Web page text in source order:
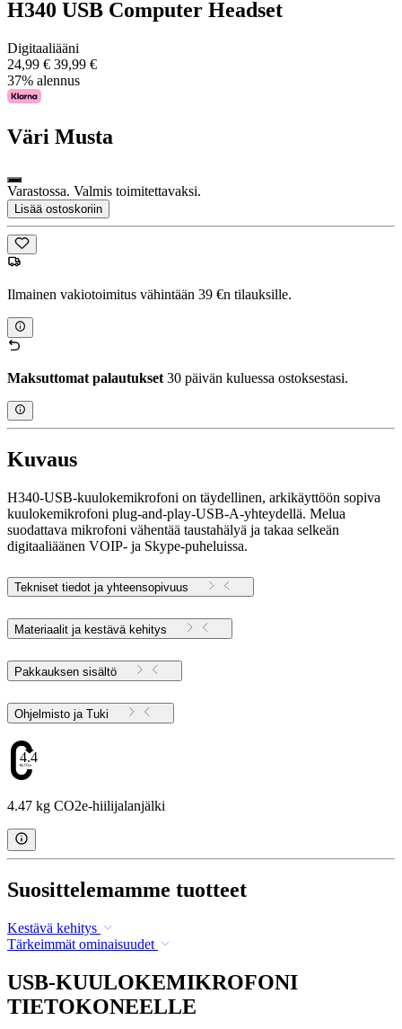
H340 USB Computer Headset
Digitaaliääni
24,99 € 39,99 €
37% alennus
Väri Musta
Varastossa. Valmis toimitettavaksi.
Lisää ostoskoriin
Ilmainen vakiotoimitus vähintään 39 €n tilauksille.
Maksuttomat palautukset 30 päivän kuluessa ostoksestasi.
Kuvaus
H340-USB-kuulokemikrofoni on täydellinen, arkikäyttöön sopiva
kuulokemikrofoni plug-and-play-USB-A-yhteydellä. Melua
suodattava mikrofoni vähentää taustahälyä ja takaa selkeän
digitaaliäänen VOIP- ja Skype-puheluissa.
Tekniset tiedot ja yhteensopivuus
Materiaalit ja kestävä kehitys
Pakkauksen sisältö
Ohjelmisto ja Tuki
4.47
4.47 kg CO2e-hiilijalanjälki
Suosittelemamme tuotteet
Kestävä kehitys
Tärkeimmät ominaisuudet
USB-KUULOKEMIKROFONI
TIETOKONEELLE